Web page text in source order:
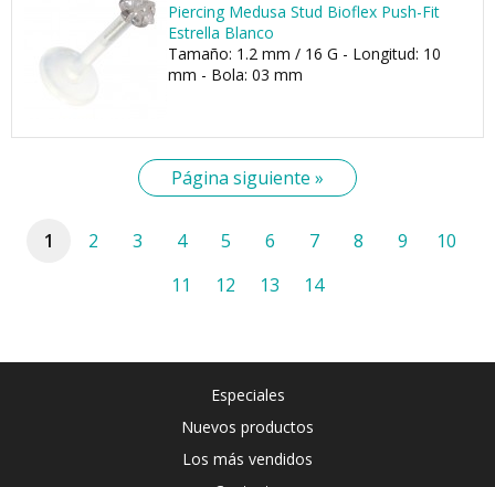
Piercing Medusa Stud Bioflex Push-Fit
Estrella Blanco
Tamaño: 1.2 mm / 16 G - Longitud: 10
mm - Bola: 03 mm
Página siguiente »
1 2 3 4 5 6 7 8 9
10
11
12 13 14
Especiales
Nuevos productos
Los más vendidos